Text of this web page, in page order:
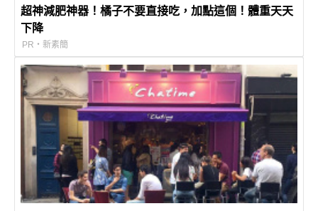
超神減肥神器！橘子不要直接吃，加點這個！體重天天
下降
PR・新素簡